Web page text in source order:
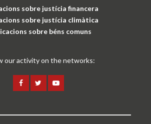
sobre justícia financera
sobre justícia climàtica
sobre béns comuns
our activity on the networks: